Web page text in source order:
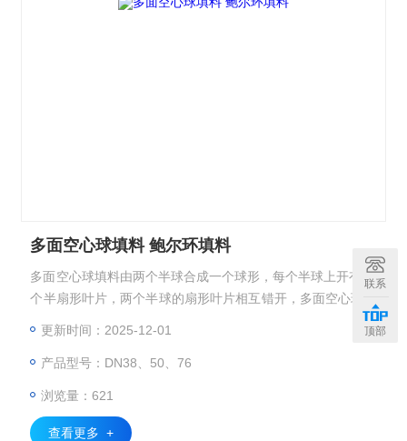
多面空心球填料 鲍尔环填料
多面空心球填料由两个半球合成一个球形，每个半球上开有12
个半扇形叶片，两个半球的扇形叶片相互错开，多面空心球的
中部沿整个周长有一道加固环，在环的上下各有十二片球瓣。
更新时间：2025-12-01
产品型号：DN38、50、76
浏览量：621
查看更多 +
联系
顶部